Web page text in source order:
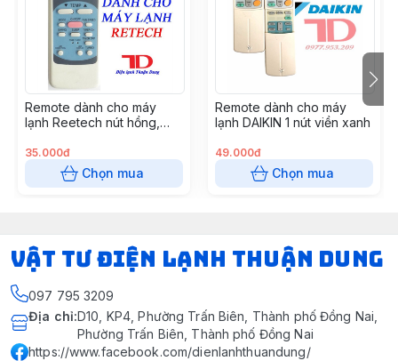
Remote dành cho máy
lạnh Reetech nút hồng,
GH - RT04
35.000đ
Chọn mua
Remote dành cho máy
lạnh DAIKIN 1 nút viền xanh
49.000đ
Chọn mua
VẬT TƯ ĐIỆN LẠNH THUẬN DUNG
097 795 3209
Địa chỉ:D10, KP4, Phường Trấn Biên, Thành phố Đồng Nai,
Phường Trấn Biên, Thành phố Đồng Nai
https://www.facebook.com/dienlanhthuandung/